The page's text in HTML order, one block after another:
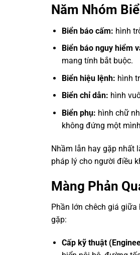
Năm Nhóm
Biển báo cấm: hình
Biển báo nguy hiểm
mang tính bắt buộc.
Biển hiệu lệnh: hình
Biển chỉ dẫn: hình
Biển phụ: hình chữ
không đứng một
Nhầm lẫn hay gặp nhất
pháp lý cho người điều
Màng Phản
Phần lớn chêch giá
gặp:
Cấp kỹ thuật